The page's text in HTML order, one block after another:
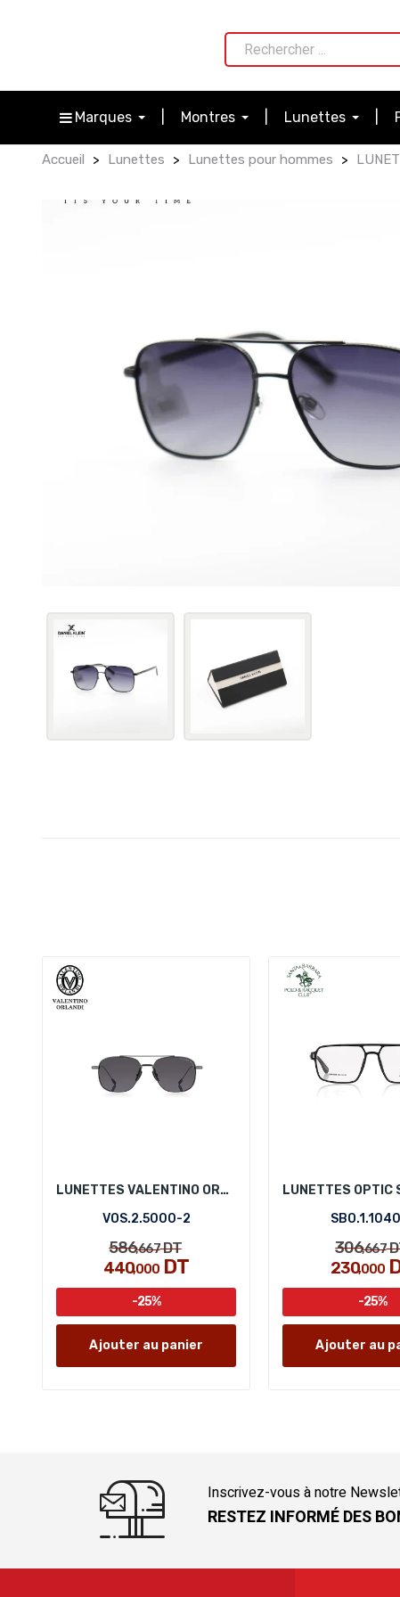
Marques Montres Lunettes
Accueil Lunettes Lunettes pour hommes
LUNETTES VALENTINO ORLANDI VOS.2.5000-2
VOS.2.5000-2
586,667DT
440,000 DT
-25%
Ajouter au panier
306,667
230,000
-25%
Ajouter au
Inscrivez-vous à notre
RESTEZ INFORMÉ DES